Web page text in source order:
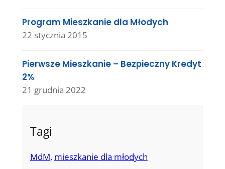
Program Mieszkanie dla Młodych
22 stycznia 2015
Pierwsze Mieszkanie – Bezpieczny Kredyt
2%
21 grudnia 2022
Tagi
MdM, mieszkanie dla młodych